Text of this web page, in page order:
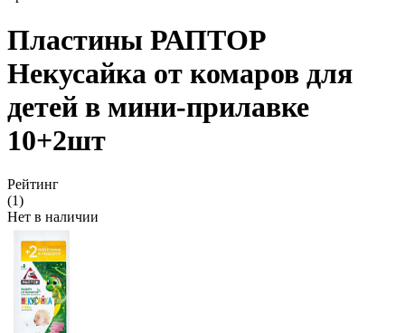
Пластины РАПТОР
Некусайка от комаров для
детей в мини-прилавке
10+2шт
Рейтинг
(1)
Нет в наличии